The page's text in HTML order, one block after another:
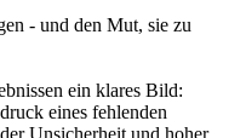
- und den Mut, sie zu
ein klares Bild:
eines fehlenden
Unsicherheit und hoher